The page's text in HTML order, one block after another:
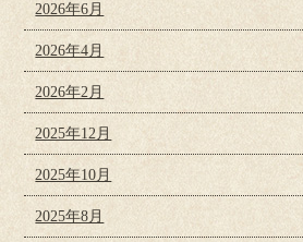
2026年6月
2026年4月
2026年2月
2025年12月
2025年10月
2025年8月